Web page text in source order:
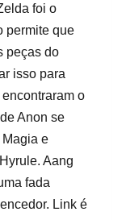
foi o
permite que
peças do
isso para
o
Anon se
Magia e
Aang
fada
Link é